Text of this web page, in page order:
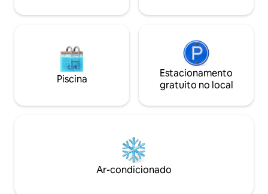
gasto conversando enquanto cercado
Há muitas atividades ao ar livre para
desfrutar. A propriedade está
totalmente equipada com
churrasqueira, para que você possa
trouxer seus próprios ingredientes e
experiência com forno de pizza.O trailer
também está totalmente equipado com
utensílios de cozinha, para que você
possa cozinhar como se estivesse em
animais de
crianças
estadias prolongadas.
pessoas. Há 1
sofá-cama.
chuveiro,
é às 10h. Há
Piscina
Estacionamento
gratuito no local
Ar-condicionado